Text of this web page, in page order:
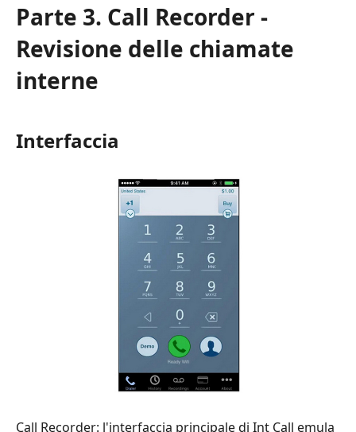
Parte 3. Call Recorder -
Revisione delle chiamate
interne
Interfaccia
Call Recorder: l'interfaccia principale di Int Call emula